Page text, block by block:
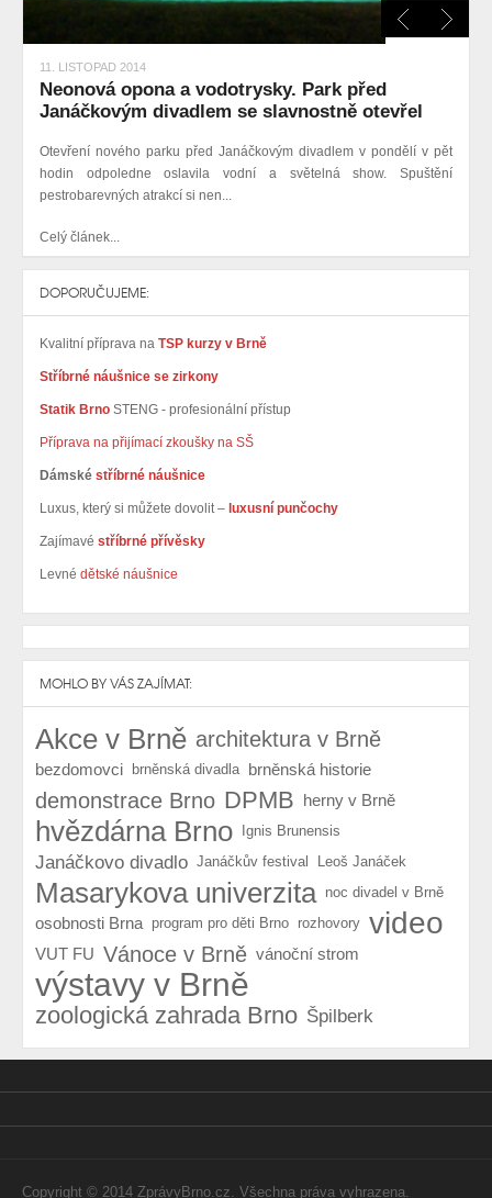
11. LISTOPAD 2014
Neonová opona a vodotrysky. Park před
Janáčkovým divadlem se slavnostně otevřel
Otevření nového parku před Janáčkovým divadlem v pondělí v pět
hodin odpoledne oslavila vodní a světelná show. Spuštění
pestrobarevných atrakcí si nen...
Celý článek...
DOPORUČUJEME:
Kvalitní příprava na TSP kurzy v Brně
Stříbrné náušnice se zirkony
Statik Brno STENG - profesionální přístup
Příprava na přijímací zkoušky na SŠ
Dámské stříbrné náušnice
Luxus, který si můžete dovolit – luxusní punčochy
Zajímavé stříbrné přívěsky
Levné dětské náušnice
MOHLO BY VÁS ZAJÍMAT:
Akce v Brně architektura v Brně
bezdomovci brněnská divadla brněnská historie
demonstrace Brno DPMB herny v Brně
hvězdárna Brno Ignis Brunensis
Janáčkovo divadlo Janáčkův festival Leoš Janáček
Masarykova univerzita noc divadel v Brně
osobnosti Brna program pro děti Brno rozhovory video
VUT FU Vánoce v Brně vánoční strom
výstavy v Brně
zoologická zahrada Brno Špilberk
Copyright © 2014 ZprávyBrno.cz. Všechna práva vyhrazena.